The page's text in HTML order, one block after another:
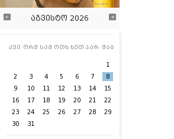
აგვისტო 2026
კვი ორშ სამ ოთხ ხუთ პარ შაბ
1
2
3 4 5 6 7
8
9
10 11 12 13 14
15
16
17 18 19 20 21
22
23
24 25 26 27 28
29
30
31